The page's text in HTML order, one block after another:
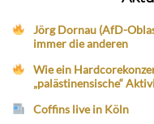
Jörg Dornau (AfD-
immer die anderen
Wie ein
„palästinensische“
Coffins live in Köln